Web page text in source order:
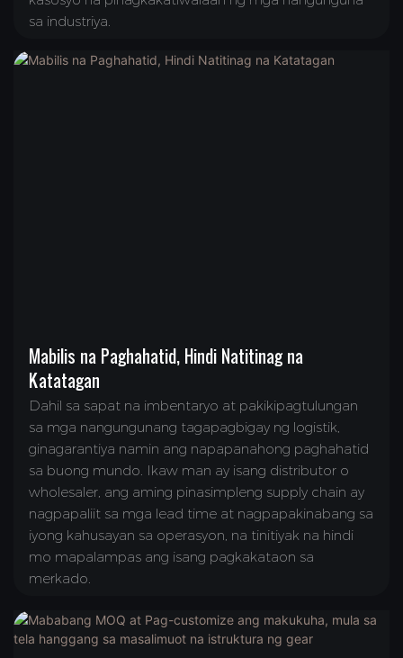
sa industriya.
Mabilis na Paghahatid, Hindi Natitinag na
Katatagan
Dahil sa sapat na imbentaryo at pakikipagtulungan
sa mga nangungunang tagapagbigay ng logistik,
ginagarantiya namin ang napapanahong paghahatid
sa buong mundo. Ikaw man ay isang distributor o
wholesaler, ang aming pinasimpleng supply chain ay
nagpapaliit sa mga lead time at nagpapakinabang sa
iyong kahusayan sa operasyon, na tinitiyak na hindi
mo mapalampas ang isang pagkakataon sa
merkado.